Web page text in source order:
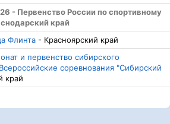
- Первенство России по спортивному
край
Флинта - Красноярский край
и первенство сибирского
соревнования "Сибирский
край